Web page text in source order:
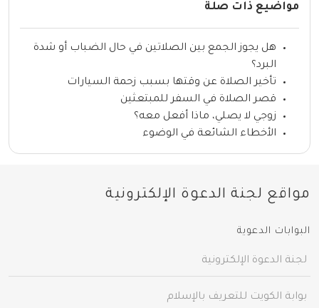
مواضيع ذات صلة
هل يجوز الجمع بين الصلاتين في حال الضباب أو شدة
البرد؟
تأخير الصلاة عن وقتها بسبب زحمة السيارات
قصر الصلاة في السفر للمبتعثين
زوجي لا يصلي، ماذا أفعل معه؟
الأخطاء الشائعة في الوضوء
مواقع لجنة الدعوة الإلكترونية
البوابات الدعوية
لجنة الدعوة الإلكترونية
بوابة الكويت للتعريف بالإسلام